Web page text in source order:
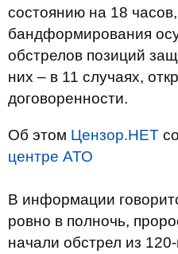
состоянию на 18
бандформирования
обстрелов позиций
них – в 11 случаях,
договоренности.
Об этом Цензор.НЕТ
центре АТО
В информации
ровно в полночь,
начали обстрел из